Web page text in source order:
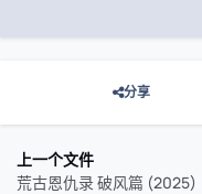
分享
上一个文件
荒古恩仇录 破风篇 (2025)